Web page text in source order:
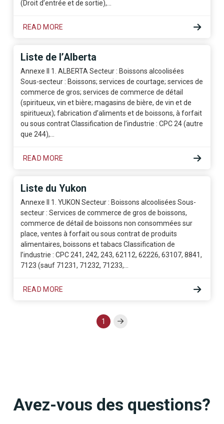
(Droit d’entrée et de sortie),…
READ MORE
Liste de l’Alberta
Annexe II 1. ALBERTA Secteur : Boissons alcoolisées
Sous-secteur : Boissons; services de courtage; services de
commerce de gros; services de commerce de détail
(spiritueux, vin et bière; magasins de bière, de vin et de
spiritueux); fabrication d’aliments et de boissons, à forfait
ou sous contrat Classification de l’industrie : CPC 24 (autre
que 244),…
READ MORE
Liste du Yukon
Annexe II 1. YUKON Secteur : Boissons alcoolisées Sous-
secteur : Services de commerce de gros de boissons,
commerce de détail de boissons non consommées sur
place, ventes à forfait ou sous contrat de produits
alimentaires, boissons et tabacs Classification de
l’industrie : CPC 241, 242, 243, 62112, 62226, 63107, 8841,
7123 (sauf 71231, 71232, 71233,…
READ MORE
1 Next
Avez-vous des questions?